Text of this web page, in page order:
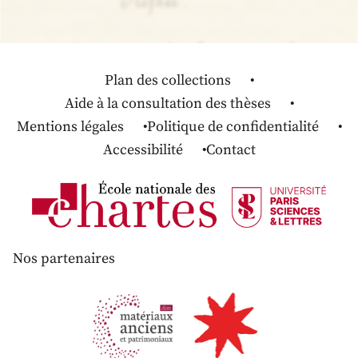
Plan des collections
Aide à la consultation des thèses
Mentions légales
Politique de confidentialité
Accessibilité
Contact
Nos partenaires